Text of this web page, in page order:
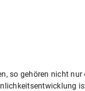
so gehören nicht